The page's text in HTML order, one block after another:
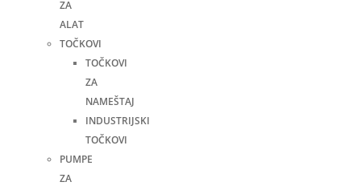
ZA
ALAT
TOČKOVI
TOČKOVI
ZA
NAMEŠTAJ
INDUSTRIJSKI
TOČKOVI
PUMPE
ZA